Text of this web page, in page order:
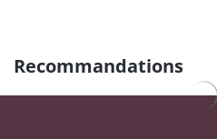
Recommandations